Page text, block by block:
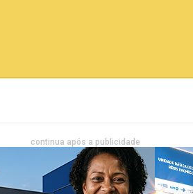
continua após a publicidade